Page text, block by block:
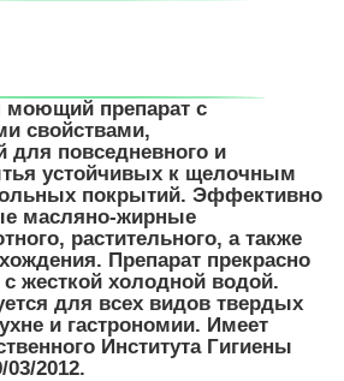
препарат с
свойствами,
для повседневного и
устойчивых к щелочным
покрытий. Эффективно
масляно-жирные
растительного, а также
Препарат прекрасно
с жесткой холодной водой.
для всех видов твердых
и гастрономии. Имеет
Института Гигиены
2012.